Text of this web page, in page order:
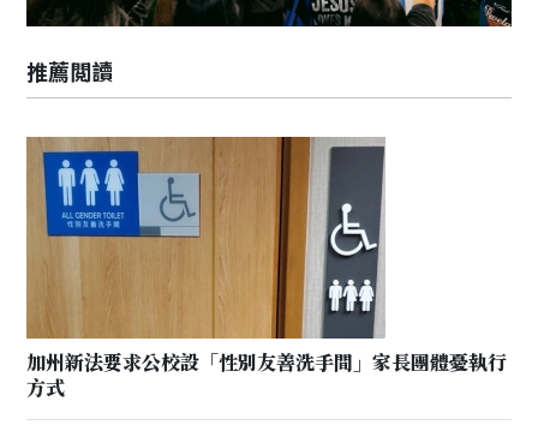
推薦閲讀
加州新法要求公校設「性別友善洗手間」家長團體憂執行
方式